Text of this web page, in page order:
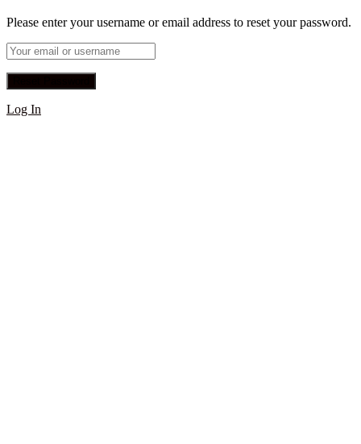
Please enter your username or email address to reset your password.
Log In